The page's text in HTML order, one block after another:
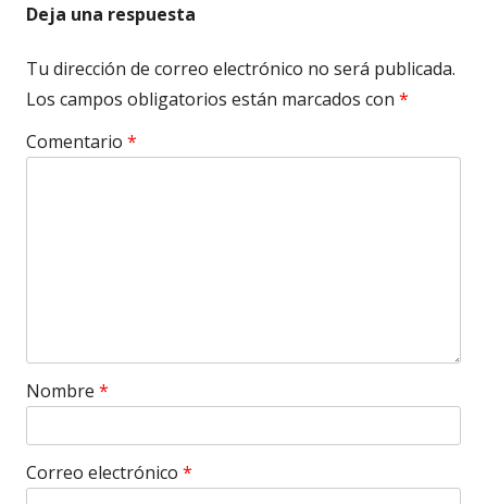
Deja una respuesta
Tu dirección de correo electrónico no será publicada.
Los campos obligatorios están marcados con *
Comentario *
Nombre *
Correo electrónico *